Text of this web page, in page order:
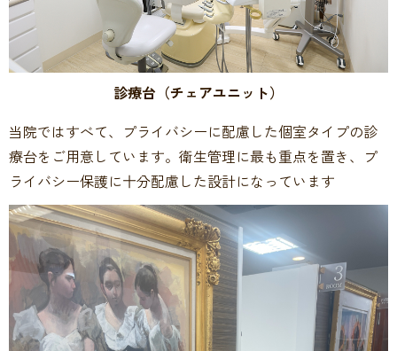
診療台 （チェアユニット）
当院ではすべて、プライバシーに配慮した個室タイプの診
療台をご用意しています。衛生管理に最も重点を置き、プ
ライバシー保護に十分配慮した設計になっています